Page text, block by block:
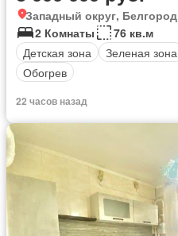
Западный округ, Белгород
2 Комнаты
76 кв.м
Детская зона
Зеленая зона
Обогрев
22 часов назад